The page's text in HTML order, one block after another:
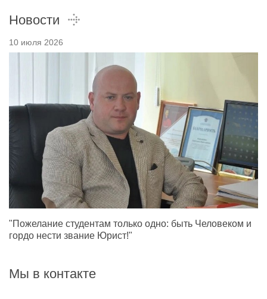
Новости
10 июля 2026
"Пожелание студентам только одно: быть Человеком и
гордо нести звание Юрист!"
Мы в контакте